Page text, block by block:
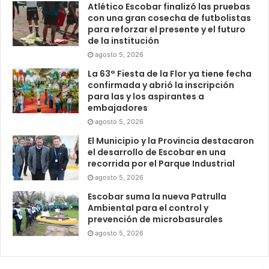
Atlético Escobar finalizó las pruebas
con una gran cosecha de futbolistas
para reforzar el presente y el futuro
de la institución
agosto 5, 2026
La 63° Fiesta de la Flor ya tiene fecha
confirmada y abrió la inscripción
para las y los aspirantes a
embajadores
agosto 5, 2026
El Municipio y la Provincia destacaron
el desarrollo de Escobar en una
recorrida por el Parque Industrial
agosto 5, 2026
Escobar suma la nueva Patrulla
Ambiental para el control y
prevención de microbasurales
agosto 5, 2026